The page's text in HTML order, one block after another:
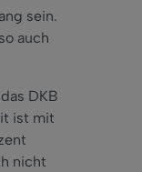
sein.
auch
DKB
ist mit
nicht